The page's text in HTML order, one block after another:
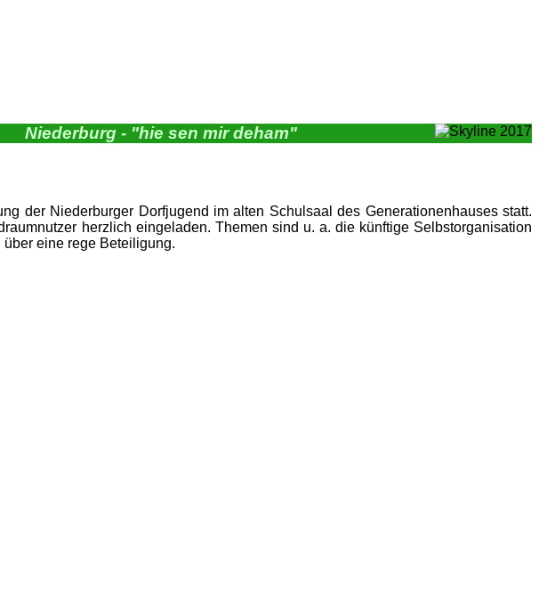
Niederburg - "hie sen mir deham"
der Niederburger Dorfjugend im alten Schulsaal des Generationenhauses statt.
herzlich eingeladen. Themen sind u. a. die künftige Selbstorganisation
eine rege Beteiligung.